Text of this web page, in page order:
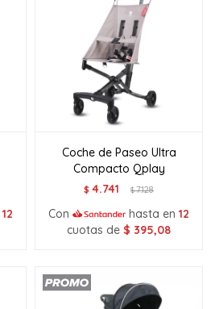
12
Coche de Paseo Ultra
Compacto Qplay
$ 4.741 $7.128
Con hasta en 12
cuotas de $ 395,08